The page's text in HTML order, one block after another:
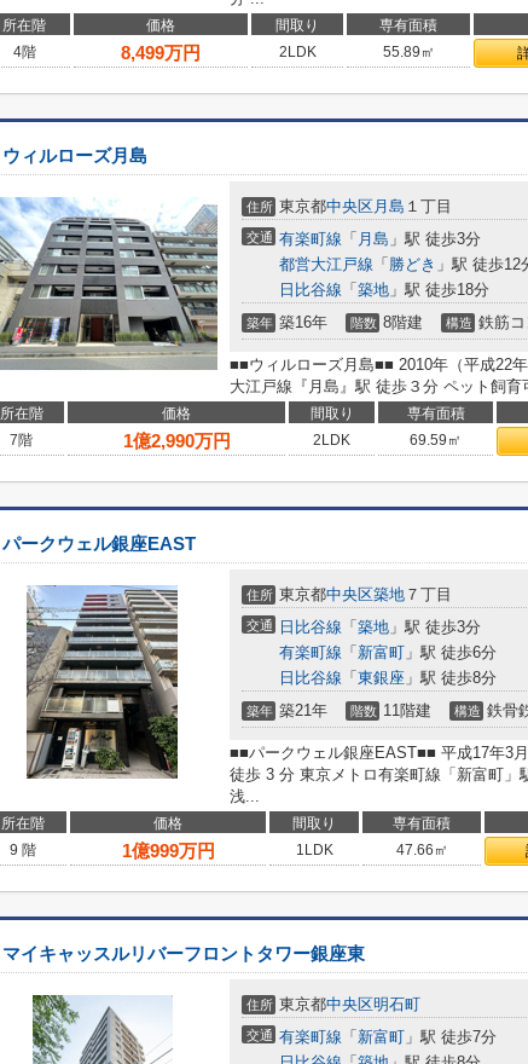
所在階 価格 間取り 専有面積
4階
8,499万円 2LDK 55.89㎡
ウィルローズ月島
住所 東京都中央区月島 １丁目
交通 有楽町線 「 月島 」駅 徒歩3分
都営大江戸線 「 勝どき 」駅 徒歩12
日比谷線 「 築地 」駅 徒歩18分
築年 築16年 階数 8階建 構造 鉄筋コ
■■ウィルローズ月島■■ 2010年（平成22
大江戸線『月島』駅 徒歩３分 ペット飼
所在階 価格 間取り 専有面積
7階
1億2,990万円 2LDK 69.59㎡
パークウェル銀座EAST
住所 東京都中央区築地 ７丁目
交通 日比谷線 「 築地 」駅 徒歩3分
有楽町線 「 新富町 」駅 徒歩6分
日比谷線 「 東銀座 」駅 徒歩8分
築年 築21年 階数 11階建 構造 鉄骨
■■パークウェル銀座EAST■■ 平成17年3
徒歩 3 分 東京メトロ有楽町線「新富町
浅...
所在階 価格 間取り 専有面積
9 階
1億999万円 1LDK 47.66㎡
マイキャッスルリバーフロントタワー銀座東
住所 東京都中央区明石町
交通 有楽町線 「 新富町 」駅 徒歩7分